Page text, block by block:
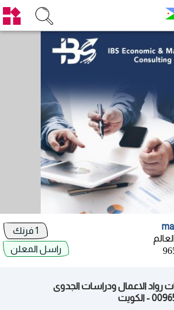
راسل المعلن
الاعمال ودراسات الجدوى